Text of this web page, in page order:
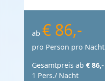
ab € 86,-
pro Person pro Nacht
Gesamtpreis ab € 86,-
1 Pers./ Nacht